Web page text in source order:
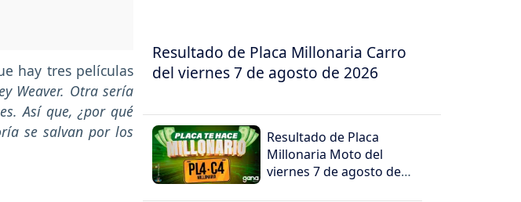
hay tres películas
Weaver. Otra sería
Así que, ¿por qué
se salvan por los
Resultado de Placa Millonaria Carro
del viernes 7 de agosto de 2026
Resultado de Placa
Millonaria Moto del
viernes 7 de agosto de